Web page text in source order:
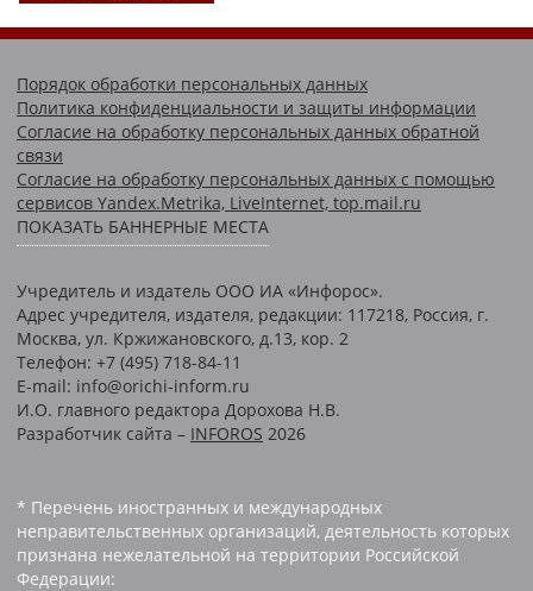
Порядок обработки персональных данных
Политика конфиденциальности и защиты информации
Согласие на обработку персональных данных обратной
связи
Согласие на обработку персональных данных с помощью
сервисов Yandex.Metrika, LiveInternet, top.mail.ru
ПОКАЗАТЬ БАННЕРНЫЕ МЕСТА
Учредитель и издатель ООО ИА «Инфорос».
Адрес учредителя, издателя, редакции: 117218, Россия, г.
Москва, ул. Кржижановского, д.13, кор. 2
Телефон: +7 (495) 718-84-11
E-mail: info@orichi-inform.ru
И.О. главного редактора Дорохова Н.В.
Разработчик сайта – INFOROS 2026
* Перечень иностранных и международных
неправительственных организаций, деятельность которых
признана нежелательной на территории Российской
Федерации: